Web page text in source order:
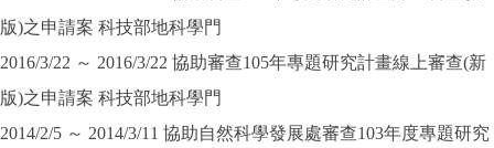
版)之申請案 科技部地科學門
2016/3/22 ～ 2016/3/22 協助審查105年專題研究計畫線上審查(新
版)之申請案 科技部地科學門
2014/2/5 ～ 2014/3/11 協助自然科學發展處審查103年度專題研究